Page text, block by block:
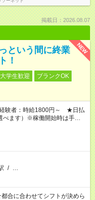
掲載日：2026.08.07
NEW
という間に終業
！
大学生歓迎
ブランクOK
験者：時給1800円～ ★日払
ます）※稼働開始時は手続き
/ …